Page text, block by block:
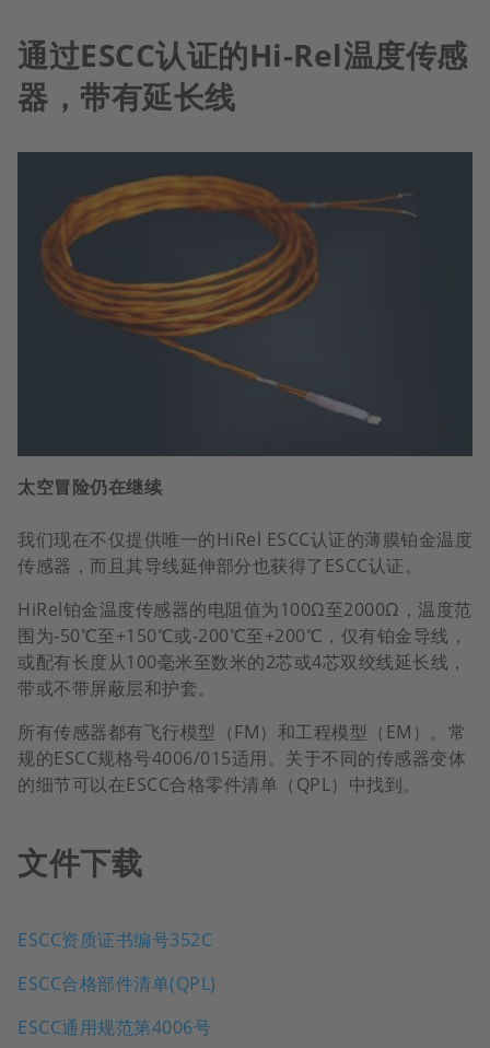
通过ESCC认证的Hi-Rel温度传感
器，带有延长线
太空冒险仍在继续
我们现在不仅提供唯一的HiRel ESCC认证的薄膜铂金温度
传感器，而且其导线延伸部分也获得了ESCC认证。
HiRel铂金温度传感器的电阻值为100Ω至2000Ω，温度范
围为-50℃至+150℃或-200℃至+200℃，仅有铂金导线，
或配有长度从100毫米至数米的2芯或4芯双绞线延长线，
带或不带屏蔽层和护套。
所有传感器都有飞行模型（FM）和工程模型（EM）。常
规的ESCC规格号4006/015适用。关于不同的传感器变体
的细节可以在ESCC合格零件清单（QPL）中找到。
文件下载
ESCC资质证书编号352C
ESCC合格部件清单(QPL)
ESCC通用规范第4006号